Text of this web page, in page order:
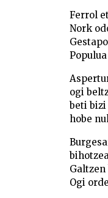
Ferrol
Nork
ogi
beti
hobe
Ogi